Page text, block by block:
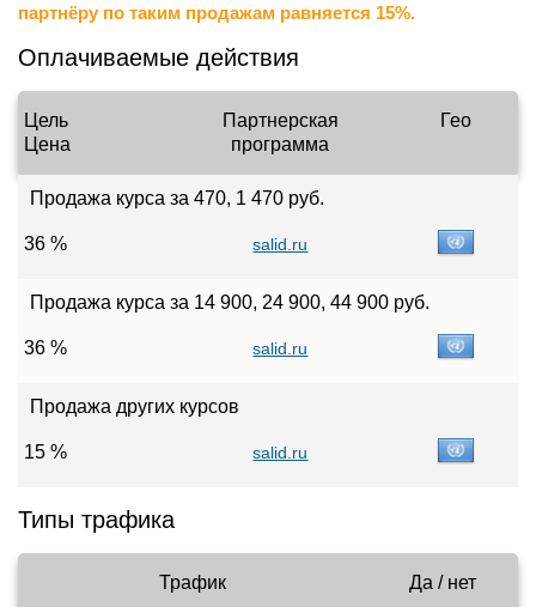
партнёру по таким продажам равняется 15%.
Оплачиваемые действия
Цель
Цена
Партнерская
программа
Гео
Продажа курса за 470, 1 470 руб.
36 % salid.ru
Продажа курса за 14 900, 24 900, 44 900 руб.
36 % salid.ru
Продажа других курсов
15 % salid.ru
Типы трафика
Трафик Да / нет